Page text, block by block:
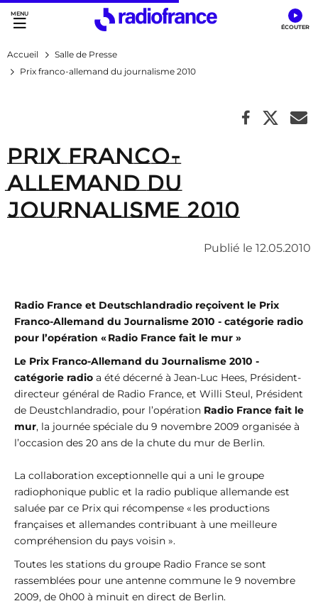
Accès direct :
Menu principal
Contenu
Accueil
Salle de Presse
Prix franco-allemand du journalisme 2010
Prix franco-
allemand du
journalisme 2010
Publié le 12.05.2010
Radio France et Deutschlandradio reçoivent le Prix
Franco-Allemand du Journalisme 2010 - catégorie radio
pour l’opération « Radio France fait le mur »
Le Prix Franco-Allemand du Journalisme 2010 -
catégorie radio a été décerné à Jean-Luc Hees, Président-
directeur général de Radio France, et Willi Steul, Président
de Deustchlandradio, pour l’opération Radio France fait le
mur, la journée spéciale du 9 novembre 2009 organisée à
l’occasion des 20 ans de la chute du mur de Berlin.
La collaboration exceptionnelle qui a uni le groupe
radiophonique public et la radio publique allemande est
saluée par ce Prix qui récompense « les productions
françaises et allemandes contribuant à une meilleure
compréhension du pays voisin ».
Toutes les stations du groupe Radio France se sont
rassemblées pour une antenne commune le 9 novembre
2009, de 0h00 à minuit en direct de Berlin.